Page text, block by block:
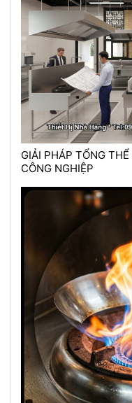
GIẢI PHÁP TỔNG
CÔNG NGHIỆP